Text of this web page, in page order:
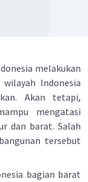
melakukan
Indonesia
Akan tetapi,
mengatasi
dan barat. Salah
tersebut
bagian barat